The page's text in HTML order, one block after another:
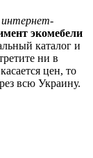
интернет-
экомебели
каталог и
ни в
цен, то
всю Украину.